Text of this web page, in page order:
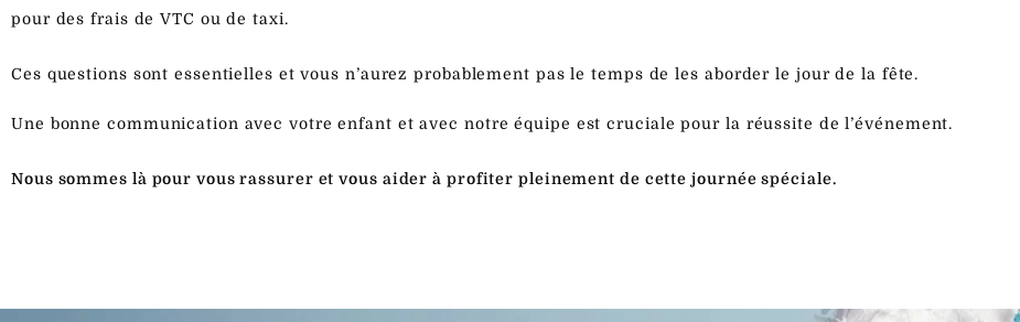
pour des frais de VTC ou de taxi.
Ces questions sont essentielles et vous n’aurez probablement pas le temps de les aborder le jour de la fête.
Une bonne communication avec votre enfant et avec notre équipe est cruciale pour la réussite de l’événement.
Nous sommes là pour vous rassurer et vous aider à profiter pleinement de cette journée spéciale.